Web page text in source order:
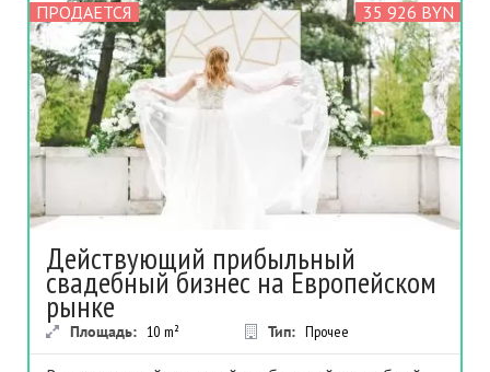
ПРОДАЕТСЯ 35 926 BYN
Действующий прибыльный
свадебный бизнес на Европейском
рынке
Площадь: 10 m² Тип: Прочее